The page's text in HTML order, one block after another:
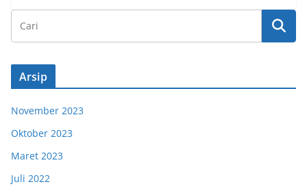
Arsip
November 2023
Oktober 2023
Maret 2023
Juli 2022